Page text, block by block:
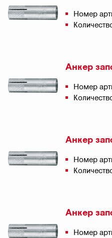
Номер
Анкер
Номер
Анкер
Номер
Анкер
Номер